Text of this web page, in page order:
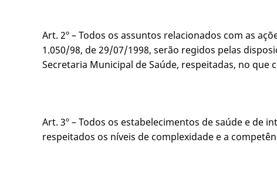
Art. 2º – Todos os assuntos relacionados com as
1.050/98, de 29/07/1998, serão regidos pelas
Secretaria Municipal de Saúde, respeitadas, no que
Art. 3º – Todos os estabelecimentos de saúde e de
respeitados os níveis de complexidade e a